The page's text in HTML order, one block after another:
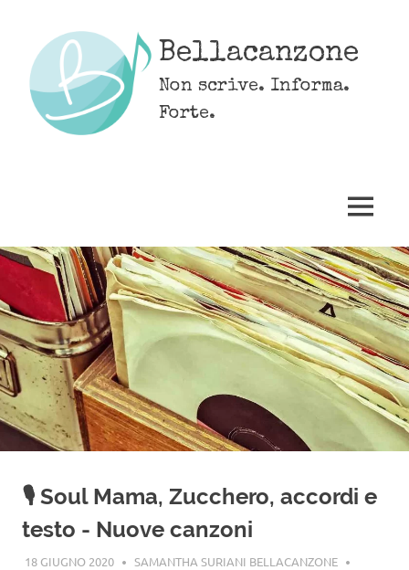
content
Bellacanzone
Non scrive. Informa.
Forte.
MENU
🎙️ Soul Mama, Zucchero, accordi e
testo - Nuove canzoni
18 GIUGNO 2020
SAMANTHA SURIANI BELLACANZONE